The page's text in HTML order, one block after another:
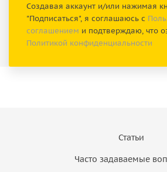
Создавая аккаунт и/или нажимая
"Подписаться", я соглашаюсь с
соглашением и подтверждаю, что
Политикой конфиденциальности
Статьи
Часто задаваемые